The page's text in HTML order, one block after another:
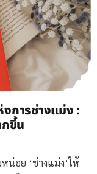
การช่างแม่ง :
ขึ้น
น่อย ‘ช่างแม่ง’ให้